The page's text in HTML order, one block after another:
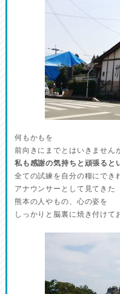
何もかもを
前向きにまでとはいきません
私も感謝の気持ちと頑張ると
全ての試練を自分の糧にでき
アナウンサーとして見てきた
熊本の人やもの、心の姿を
しっかりと脳裏に焼き付けて